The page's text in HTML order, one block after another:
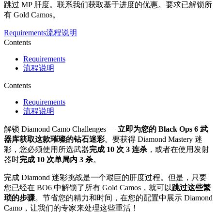
跳过 MP 肝度。联系我们获取基于进度的优惠。要求已解锁所
有 Gold Camos。
Requirements流程说明
Contents
Requirements
流程说明
Contents
Requirements
流程说明
解锁 Diamond Camo Challenges — 立即为您的 Black Ops 6 武
器库获取这款璀璨的钻石迷彩。要获得 Diamond Mastery 迷
彩，您必须使用所选武器完成 10 次 3 连杀 ，或者在使用发射
器时完成 10 次单局内 3 杀。
完成 Diamond 迷彩挑战是一个艰巨的肝度过程。但是，只要
您已经在 BO6 中解锁了所有 Gold Camos，就可以跳过这些繁
琐的步骤。节省您的精力和时间，在您的配置中展示 Diamond
Camo，让我们的专家来处理这些重活！